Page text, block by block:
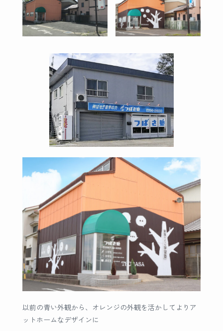
以前の青い外観から、オレンジの外観を活かしてよりア
ットホームなデザインに